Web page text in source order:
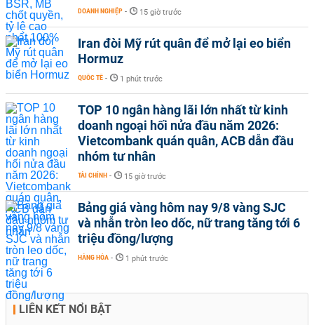
DOANH NGHIỆP - 15 giờ trước
Iran đòi Mỹ rút quân để mở lại eo biển
Hormuz
QUỐC TẾ - 1 phút trước
TOP 10 ngân hàng lãi lớn nhất từ kinh
doanh ngoại hối nửa đầu năm 2026:
Vietcombank quán quân, ACB dẫn đầu
nhóm tư nhân
TÀI CHÍNH - 15 giờ trước
Bảng giá vàng hôm nay 9/8 vàng SJC
và nhẫn tròn leo dốc, nữ trang tăng tới 6
triệu đồng/lượng
HÀNG HÓA - 1 phút trước
LIÊN KẾT NỔI BẬT